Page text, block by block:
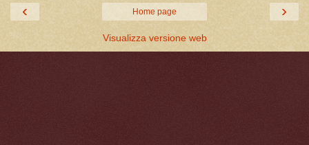
‹ ›
Home page
Visualizza versione web